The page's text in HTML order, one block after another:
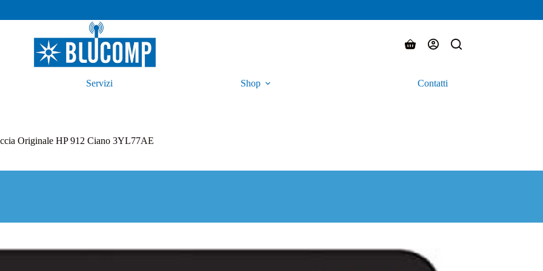
Carrello
Servizi Shop Contatti
Originale HP 912 Ciano 3YL77AE